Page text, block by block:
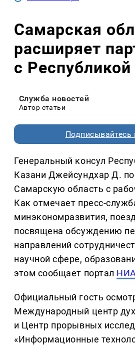
Самарская
расширяет
с
Служба новостей
Автор статьи
Подписывайтесь
Генеральный консул
Казани Джейсундхар Д.
Самарскую область с
Как отмечает пресс-
минэкономразвития,
посвящена обсуждению
направлений
научной сфере,
этом сообщает портал
Официальный гость
Международный центр
и Центр прорывных
«Информационные